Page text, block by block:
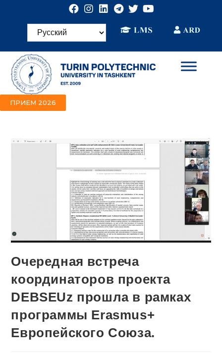
ПРИЕМ 2026
Очередная встреча
координаторов проекта
DEBSEUz прошла в рамках
программы Erasmus+
Европейского Союза.